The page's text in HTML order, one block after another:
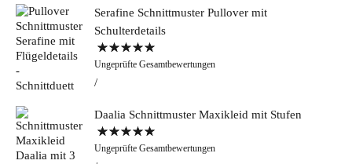
Serafine Schnittmuster Pullover mit
Schulterdetails
Bewertet mit
5.00von 5
Ungeprüfte Gesamtbewertungen
Daalia Schnittmuster Maxikleid mit Stufen
Bewertet mit
5.00von 5
Ungeprüfte Gesamtbewertungen